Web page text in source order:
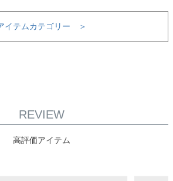
イテムカテゴリー ＞
REVIEW
高評価アイテム